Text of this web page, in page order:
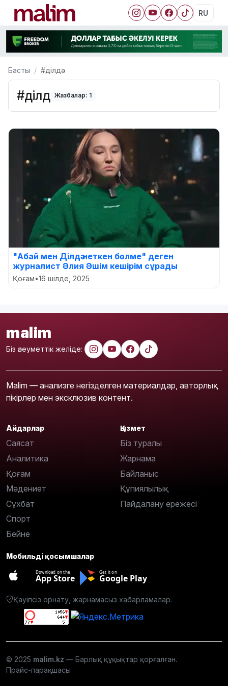
RU
Басты #ділдә
#ділдә Жазбалар: 1
"Абай мен Ділдә неткен бөлме" деген
журналист Әлия Әшім кешірім сұрады
Қоғам•16 шілде, 2025
malim
Біз әлеуметтік желіде:
Malim — анализге негізделген материалдар, авторлық
пікірлер мен эксклюзив контент.
Айдарлар
Саясат
Аналитика
Қоғам
Мәдениет
Сұхбат
Спорт
Бейне
Қызмет
Біз туралы
Жарнама
Байланыс
Құпиялылық
Пайдалану ережесі
Мобильді қосымшалар
Download on the
App Store
Get it on
Google Play
Қауіпсіз орнату, жарнамасыз хабарламалар.
© 2025 malim.kz — Барлық құқықтар қорғалған.
Прайс-парақшасы